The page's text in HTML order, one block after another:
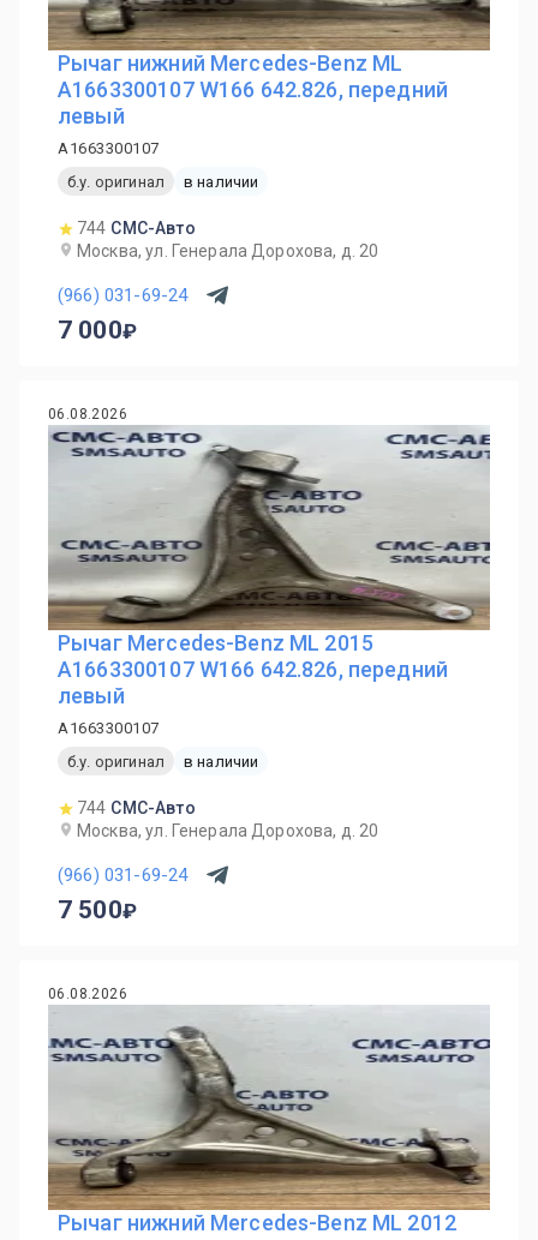
Рычаг нижний Mercedes-Benz ML
A1663300107 W166 642.826, передний
левый
A1663300107
б.у. оригинал
в наличии
744 СМС-Авто
Москва, ул. Генерала Дорохова, д. 20
(966) 031-69-24
7 000
06.08.2026
Рычаг Mercedes-Benz ML 2015
A1663300107 W166 642.826, передний
левый
A1663300107
б.у. оригинал
в наличии
744 СМС-Авто
Москва, ул. Генерала Дорохова, д. 20
(966) 031-69-24
7 500
06.08.2026
Рычаг нижний Mercedes-Benz ML 2012